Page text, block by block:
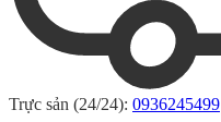
Trực sản (24/24): 0936245499